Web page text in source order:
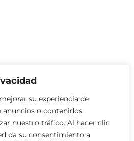
su experiencia de
anuncios o contenidos
nuestro tráfico. Al hacer clic
da su consentimiento a